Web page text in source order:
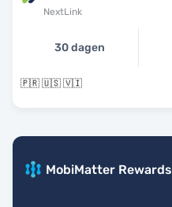
NextLink
30 dagen
🇵🇷 🇺🇸 🇻🇮
MobiMatter Rewards